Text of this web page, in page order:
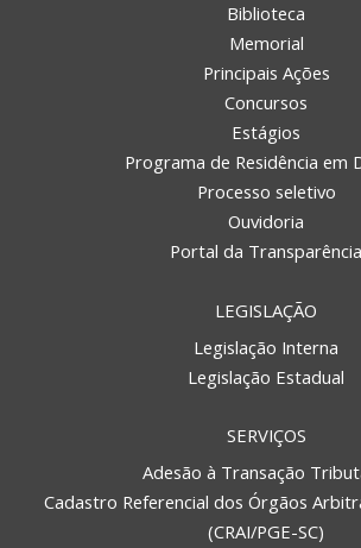
Biblioteca
Memorial
Principais Ações
Concursos
Estágios
Programa de Residência em
Processo seletivo
Ouvidoria
Portal da Transparência
LEGISLAÇÃO
Legislação Interna
Legislação Estadual
SERVIÇOS
Adesão à Transação
Cadastro Referencial dos Órgãos
(CRAI/PGE-SC)